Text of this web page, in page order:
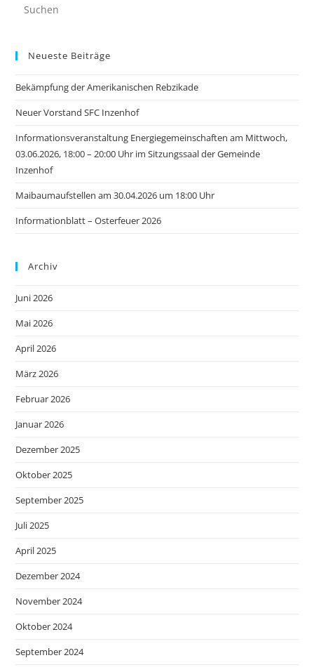
Neueste Beiträge
Bekämpfung der Amerikanischen Rebzikade
Neuer Vorstand SFC Inzenhof
Informationsveranstaltung Energiegemeinschaften am Mittwoch,
03.06.2026, 18:00 – 20:00 Uhr im Sitzungssaal der Gemeinde
Inzenhof
Maibaumaufstellen am 30.04.2026 um 18:00 Uhr
Informationblatt – Osterfeuer 2026
Archiv
Juni 2026
Mai 2026
April 2026
März 2026
Februar 2026
Januar 2026
Dezember 2025
Oktober 2025
September 2025
Juli 2025
April 2025
Dezember 2024
November 2024
Oktober 2024
September 2024